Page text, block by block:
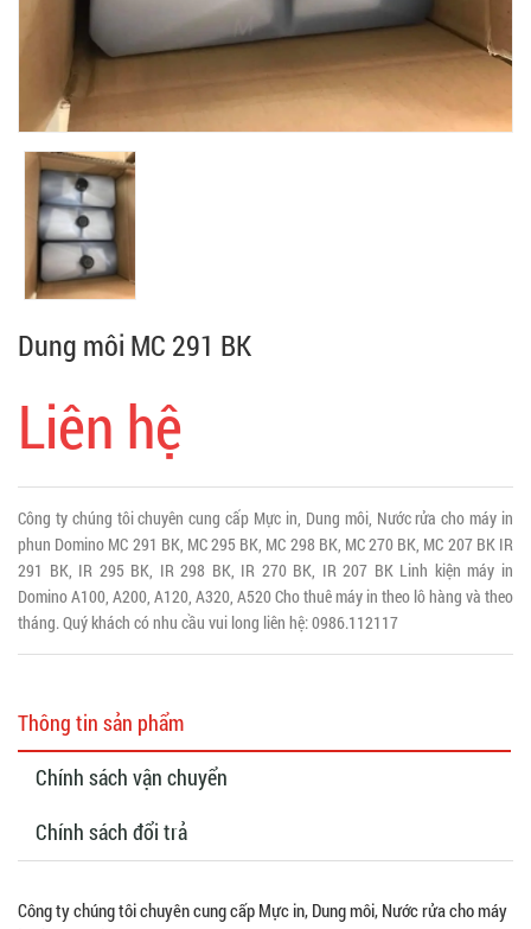
Dung môi MC 291 BK
Liên hệ
Công ty chúng tôi chuyên cung cấp Mực in, Dung môi, Nước rửa cho máy in
phun Domino MC 291 BK, MC 295 BK, MC 298 BK, MC 270 BK, MC 207 BK IR
291 BK, IR 295 BK, IR 298 BK, IR 270 BK, IR 207 BK Linh kiện máy in
Domino A100, A200, A120, A320, A520 Cho thuê máy in theo lô hàng và theo
tháng. Quý khách có nhu cầu vui long liên hệ: 0986.112117
Thông tin sản phẩm
Chính sách vận chuyển
Chính sách đổi trả
Công ty chúng tôi chuyên cung cấp Mực in, Dung môi, Nước rửa cho máy